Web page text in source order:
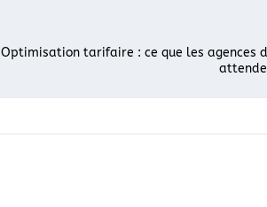
Optimisation tarifaire : ce que les agences